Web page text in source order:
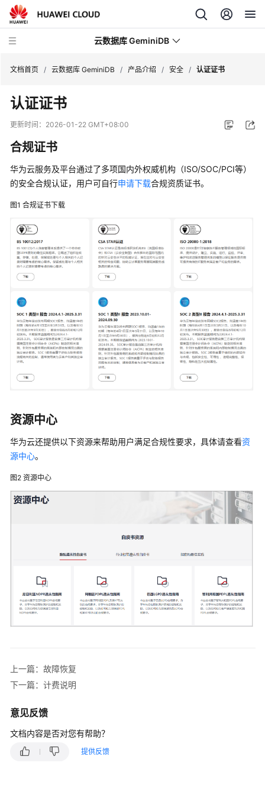
云数据库 GeminiDB
最
新
态
服
务
公
产
品
介
绍
解
云
数
据
什
么
是
数
据
库
GeminiDB
构
GeminiDB
典
应
产
文档首页 / 云数据库 GeminiDB / 产品介绍 / 安全 / 认证证书
认证证书
更新时间： 2026-01-22 GMT+08:00
合规证书
华为云服务及平台通过了多项国内外权威机构（ISO/SOC/PCI等）
的安全合规认证，用户可自行申请下载合规资质证书。
图1 合规证书下载
资源中心
华为云还提供以下资源来帮助用户满足合规性要求，具体请查看资
源中心。
图2 资源中心
上一篇：故障恢复
下一篇：计费说明
意见反馈
文档内容是否对您有帮助？
提供反馈